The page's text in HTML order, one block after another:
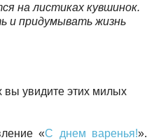
на листиках кувшинок.
и придумывать жизнь
вы увидите этих милых
«С днем варенья!».